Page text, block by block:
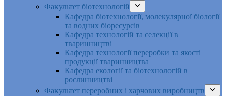
Факультет біотехнологій
Кафедра біотехнології, молекулярної біології
та водних біоресурсів
Кафедра технологій та селекції в
тваринництві
Кафедра технології переробки та якості
продукції тваринництва
Кафедра екології та біотехнологій в
рослинництві
Факультет переробних і харчових виробництв